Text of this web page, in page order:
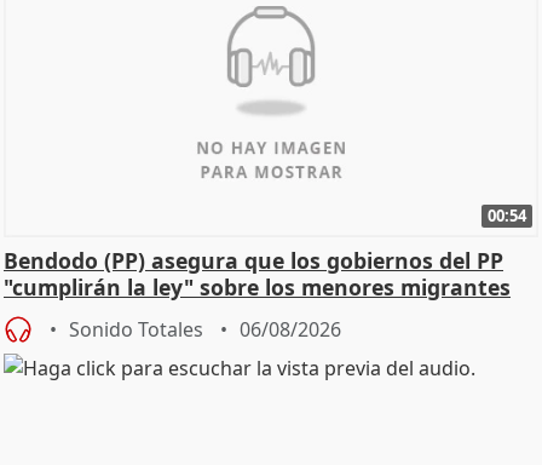
00:54
Bendodo (PP) asegura que los gobiernos del PP
"cumplirán la ley" sobre los menores migrantes
Sonido Totales 06/08/2026